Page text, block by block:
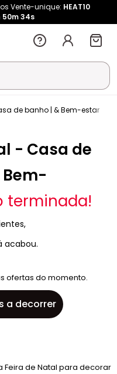
Vente-unique: HEAT10
50m 34s
de banho | & Bem-estar
- Casa de
terminada!
acabou.
ofertas do momento.
a decorrer
Feira de Natal para decorar